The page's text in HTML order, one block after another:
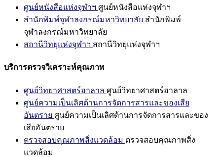
ศูนย์หนังสือแห่งจุฬาฯ ศูนย์หนังสือแห่งจุฬาฯ
สำนักพิมพ์จุฬาลงกรณ์มหาวิทยาลัย สำนักพิมพ์
จุฬาลงกรณ์มหาวิทยาลัย
สถานีวิทยุแห่งจุฬาฯ สถานีวิทยุแห่งจุฬาฯ
บริการตรวจวิเคราะห์คุณภาพ
ศูนย์วิทยาศาสตร์ฮาลาล ศูนย์วิทยาศาสตร์ฮาลาล
ศูนย์ความเป็นเลิศด้านการจัดการสารและของเสีย
อันตราย ศูนย์ความเป็นเลิศด้านการจัดการสารและของ
เสียอันตราย
ตรวจสอบคุณภาพสิ่งแวดล้อม ตรวจสอบคุณภาพสิ่ง
แวดล้อม